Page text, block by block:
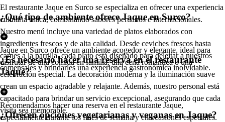
El restaurante Jaque en Surco se especializa en ofrecer una experiencia
culinaria única, combinando sabores peruanos e internacionales.
Nuestro menú incluye una variedad de platos elaborados con
ingredientes frescos y de alta calidad. Desde ceviches frescos hasta
carnes a la parrilla, cada plato está diseñado para deleitar a nuestros
comensales y brindarles una experiencia gastronómica inolvidable.
¿Qué tipo de ambiente ofrece Jaque en Surco?
Jaque en Surco ofrece un ambiente acogedor y elegante, ideal para
disfrutar de una comida en familia, una cena romántica o una
celebración especial. La decoración moderna y la iluminación suave
crean un espacio agradable y relajante. Además, nuestro personal está
capacitado para brindar un servicio excepcional, asegurando que cada
visita sea memorable.
¿Es necesario hacer una reserva en el restaurante
Jaque?
Recomendamos hacer una reserva en el restaurante Jaque,
especialmente durante los fines de semana y en ocasiones especiales.
¿Ofrecen opciones vegetarianas y veganas en Jaque?